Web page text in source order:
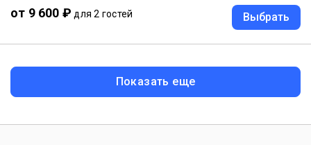
от 9 600 ₽ для 2 гостей Выбрать
Показать еще